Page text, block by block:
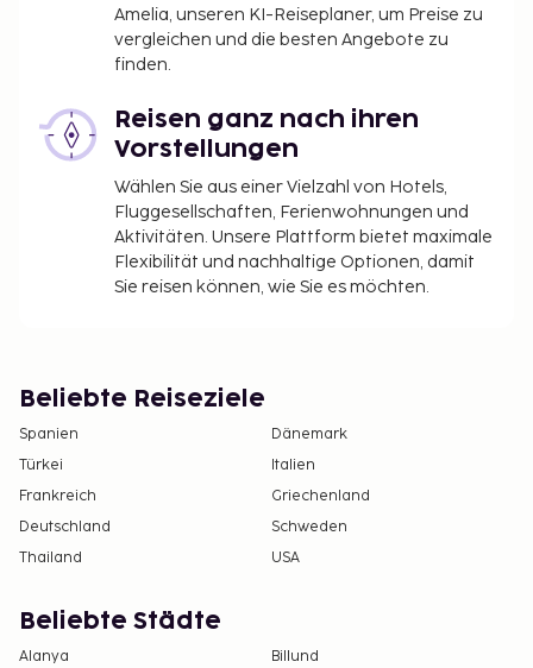
Amelia, unseren KI-Reiseplaner, um Preise zu
vergleichen und die besten Angebote zu
finden.
Reisen ganz nach ihren
Vorstellungen
Wählen Sie aus einer Vielzahl von Hotels,
Fluggesellschaften, Ferienwohnungen und
Aktivitäten. Unsere Plattform bietet maximale
Flexibilität und nachhaltige Optionen, damit
Sie reisen können, wie Sie es möchten.
Beliebte Reiseziele
Spanien
Dänemark
Türkei
Italien
Frankreich
Griechenland
Deutschland
Schweden
Thailand
USA
Beliebte Städte
Alanya
Billund